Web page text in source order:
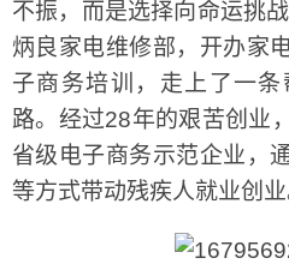
不振，而是选择向命运挑
炳良家电维修部，开办家
子商务培训，走上了一
路。经过28年的艰苦创业
省级电子商务示范企业，
等方式带动残疾人就业创业